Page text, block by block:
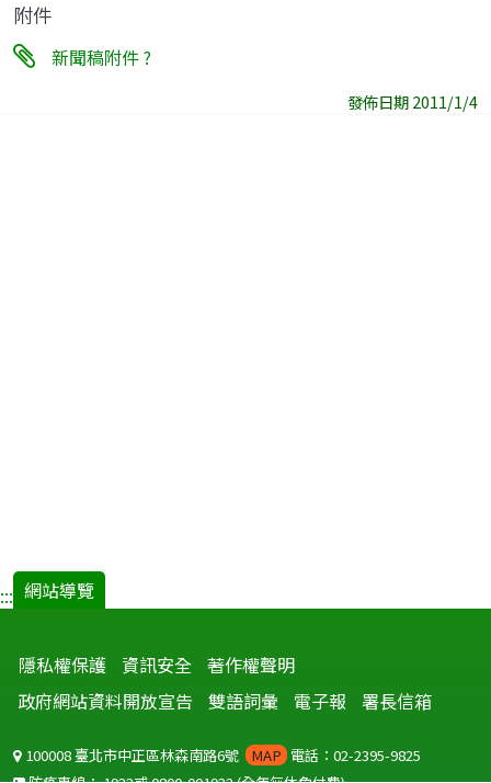
附件
新聞稿附件 ?
發佈日期 2011/1/4
::: 網站導覽
隱私權保護 資訊安全 著作權聲明
政府網站資料開放宣告
雙語詞彙 電子報 署長信箱
100008 臺北市中正區林森南路6號 MAP 電話：02-2395-9825